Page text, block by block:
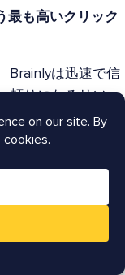
最も高いクリック
Brainlyは迅速で信
頼りになるリソー
立ちます。
増やすには、これ